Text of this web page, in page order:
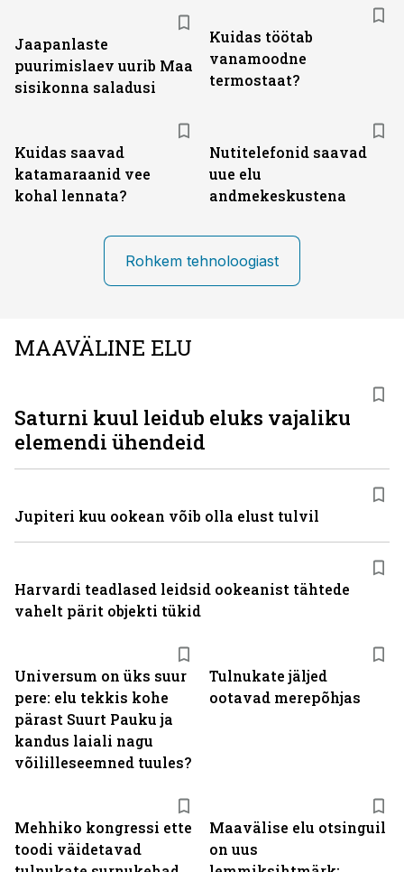
Jaapanlaste
puurimislaev uurib Maa
sisikonna saladusi
Kuidas töötab
vanamoodne
termostaat?
Kuidas saavad
katamaraanid vee
kohal lennata?
Nutitelefonid saavad
uue elu
andmekeskustena
Rohkem tehnoloogiast
MAAVÄLINE ELU
Universum on üks suur
pere: elu tekkis kohe
pärast Suurt Pauku ja
kandus laiali nagu
võililleseemned tuules?
Tulnukate jäljed
ootavad merepõhjas
Mehhiko kongressi ette
toodi väidetavad
Maavälise elu otsinguil
on uus
Saturni kuul leidub eluks vajaliku
elemendi ühendeid
Jupiteri kuu ookean võib olla elust tulvil
Harvardi teadlased leidsid ookeanist tähtede
vahelt pärit objekti tükid